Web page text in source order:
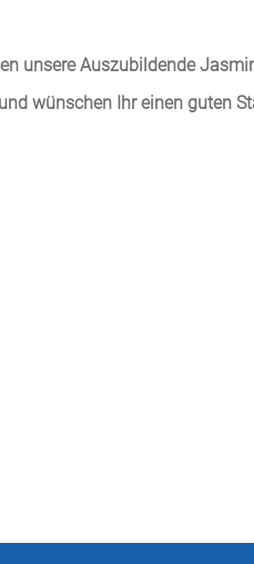
unsere Auszubildende
und wünschen Ihr einen guten